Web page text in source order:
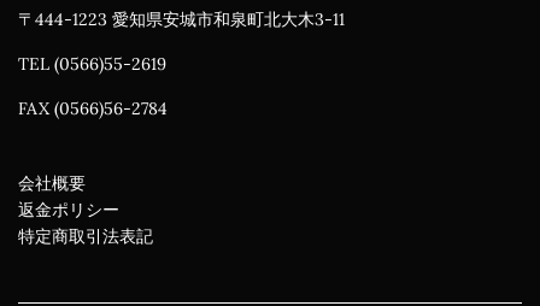
〒444-1223 愛知県安城市和泉町北大木3-11
TEL (0566)55-2619
FAX (0566)56-2784
会社概要
返金ポリシー
特定商取引法表記